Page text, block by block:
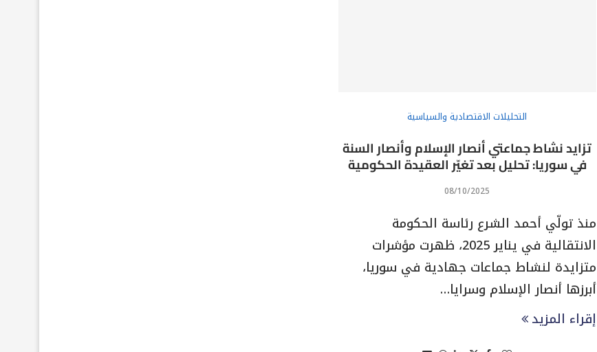
التحليلات الاقتصادية والسياسية
تزايد نشاط جماعتي أنصار الإسلام وأنصار السنة
في سوريا: تحليل بعد تغيّر العقيدة الحكومية
08/10/2025
منذ تولّي أحمد الشرع رئاسة الحكومة
الانتقالية في يناير 2025، ظهرت مؤشرات
متزايدة لنشاط جماعات جهادية في سوريا،
أبرزها أنصار الإسلام وسرايا…
إقراء المزيد